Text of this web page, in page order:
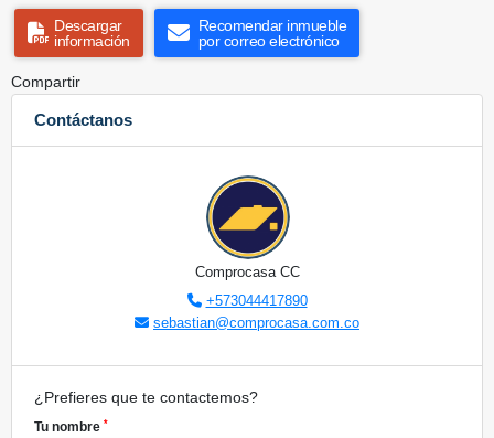
Descargar
información
Recomendar inmueble
por correo electrónico
Compartir
Contáctanos
Comprocasa CC
+573044417890
sebastian@comprocasa.com.co
¿Prefieres que te contactemos?
Tu nombre *